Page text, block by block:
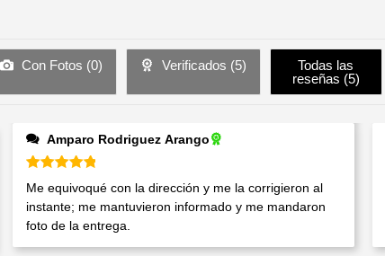
Con Fotos (0) Verificados (5)
Todas las
reseñas (5)
Amparo Rodriguez Arango
Me equivoqué con la dirección y me la corrigieron al
instante; me mantuvieron informado y me mandaron
foto de la entrega.